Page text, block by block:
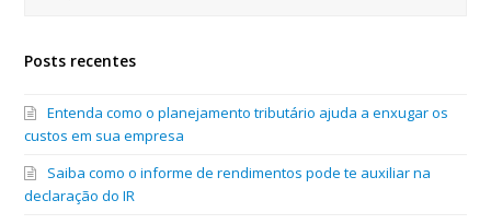
Posts recentes
Entenda como o planejamento tributário ajuda a enxugar os
custos em sua empresa
Saiba como o informe de rendimentos pode te auxiliar na
declaração do IR